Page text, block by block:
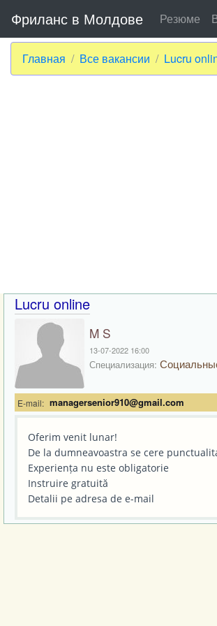
Фриланс в Молдове Резюме
Главная Все вакансии Lucru
Lucru online
M S
13-07-2022 16:00
Специализация:
E-mail: managersenior910@gmail.com
Oferim venit lunar!
De la dumneavoastra se cere
Experiența nu este obligatorie
Instruire gratuită
Detalii pe adresa de e-mail